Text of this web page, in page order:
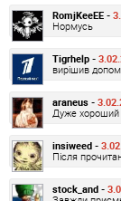
RomjKeeEE -
Нормусь
Tigrhelp -
вирішив
araneus -
Дуже хороший
insiweed -
Після
stock_and -